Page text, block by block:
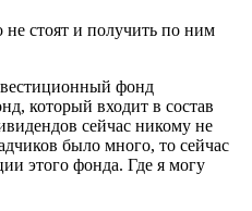
стоят и получить по ним
фонд
который входит в состав
сейчас никому не
было много, то сейчас
этого фонда. Где я могу